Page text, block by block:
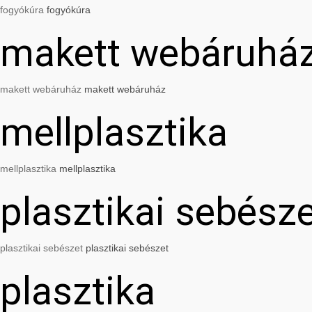
fogyókúra fogyókúra
makett
makett webáruház makett webáruház
mellplasztika
mellplasztika mellplasztika
plasztikai
plasztikai sebészet plasztikai sebészet
plasztika